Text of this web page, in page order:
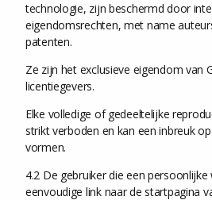
technologie, zijn beschermd door
eigendomsrechten, met name
patenten.
Ze zijn het exclusieve eigendom van
licentiegevers.
Elke volledige of gedeeltelijke
strikt verboden en kan een inbreuk
vormen.
4.2 De gebruiker die een
eenvoudige link naar de startpagina